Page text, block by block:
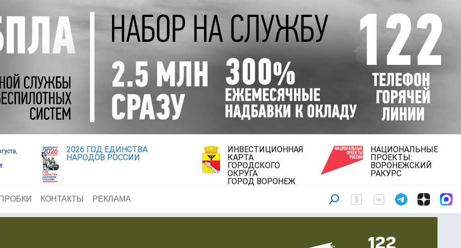
2026 ГОД ЕДИНСТВА
НАРОДОВ РОССИИ
ИНВЕСТИЦИОННАЯ
КАРТА
ГОРОДСКОГО
ОКРУГА
ГОРОД ВОРОНЕЖ
НАЦИОНАЛЬНЫЕ
ПРОЕКТЫ:
ВОРОНЕЖСКИЙ
РАКУРС
ПРОБКИ КОНТАКТЫ РЕКЛАМА